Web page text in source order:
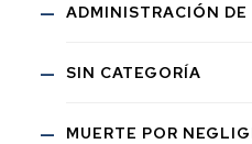
ADMINISTRACIÓN
SIN CATEGORÍA
MUERTE POR